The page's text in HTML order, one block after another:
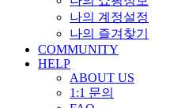
나의 계정설정
나의 즐겨찾기
COMMUNITY
HELP
ABOUT US
1:1 문의